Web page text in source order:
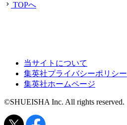
TOPへ
当サイトについて
集英社プライバシーポリシー
集英社ホームページ
©SHUEISHA Inc. All rights reserved.